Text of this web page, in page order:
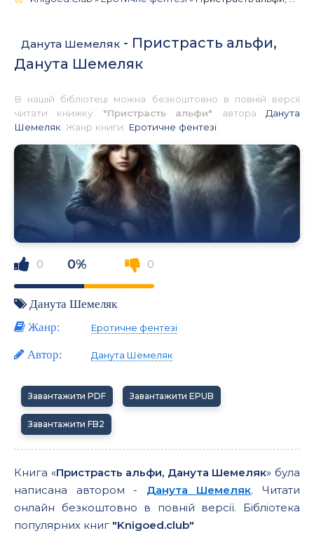
Данута Шемеляк - Пристрасть альфи,
Данута Шемеляк
В нашій бібліотеці можна безкоштовно в повній версії
читати книжку "Пристрасть альфи" автора Данута
Шемеляк . Жанр книги: Еротичне фентезі
0 0% 0
Данута Шемеляк
Жанр:
Еротичне фентезі
Автор: Данута Шемеляк
Завантажити PDF Завантажити EPUB
Завантажити FB2
Книга «Пристрасть альфи, Данута Шемеляк» була
написана автором - Данута Шемеляк. Читати
онлайн безкоштовно в повній версії. Бібліотека
популярних книг "Knigoed.club"